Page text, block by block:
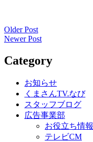
投
ナ
Older Post
Newer Post
Category
お知らせ
くまさんTV.なび
スタッフブログ
広告事業部
お役立ち情報
テレビCM